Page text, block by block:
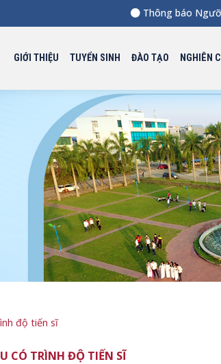
Thông báo Ngưỡng
GIỚI THIỆU TUYỂN SINH ĐÀO TẠO NGHIÊN
độ tiến sĩ
CÓ TRÌNH ĐỘ TIẾN SĨ